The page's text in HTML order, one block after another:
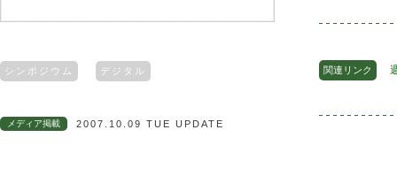
シンポジウム デジタル
メディア掲載 2007.10.09 TUE UPDATE
関連リンク